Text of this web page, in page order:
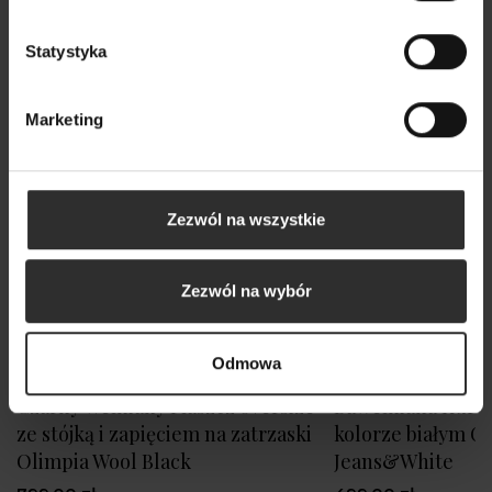
Statystyka
Marketing
Zezwól na wszystkie
Zezwól na wybór
Odmowa
Czarny Wełniany Płaszcz oversize
ze stójką i zapięciem na zatrzaski
Olimpia Wool Black
Bawełniana
kolorze białym
Jeans&White